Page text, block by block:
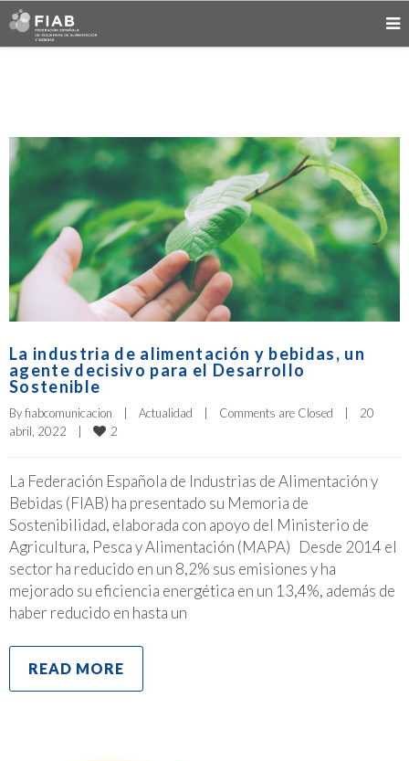
La industria de alimentación y bebidas, un
agente decisivo para el Desarrollo
Sostenible
By fiabcomunicacion Actualidad Comments are Closed
20
abril, 2022
2
La Federación Española de Industrias de Alimentación y
Bebidas (FIAB) ha presentado su Memoria de
Sostenibilidad, elaborada con apoyo del Ministerio de
Agricultura, Pesca y Alimentación (MAPA) Desde 2014 el
sector ha reducido en un 8,2% sus emisiones y ha
mejorado su eficiencia energética en un 13,4%, además de
haber reducido en hasta un
READ MORE